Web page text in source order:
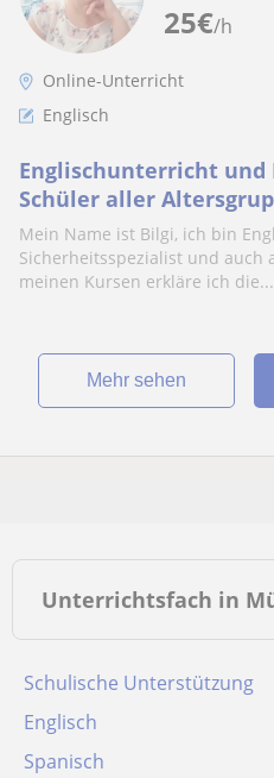
25€/h
Online-Unterricht
Englisch
Englischunterricht
Schüler aller Altersgruppen
Lernstrategien und
Mein Name ist Bilgi, ich bin
Sicherheitsspezialist und auch
meinen Kursen erkläre ich die...
Mehr sehen
Unterrichtsfach in
Schulische Unterstützung
Englisch
Spanisch